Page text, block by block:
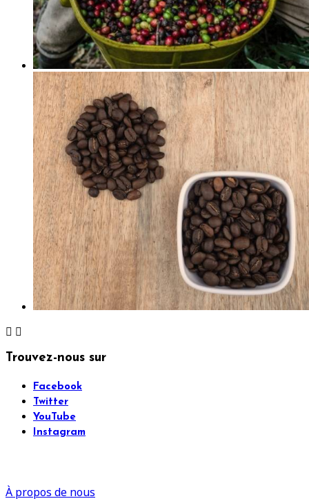
 
Trouvez-nous sur
Facebook
Twitter
YouTube
Instagram
À propos de nous